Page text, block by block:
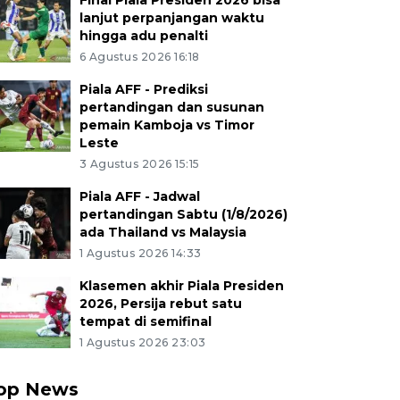
lanjut perpanjangan waktu
hingga adu penalti
6 Agustus 2026 16:18
Piala AFF - Prediksi
pertandingan dan susunan
pemain Kamboja vs Timor
Leste
3 Agustus 2026 15:15
Piala AFF - Jadwal
pertandingan Sabtu (1/8/2026)
ada Thailand vs Malaysia
1 Agustus 2026 14:33
Klasemen akhir Piala Presiden
2026, Persija rebut satu
tempat di semifinal
1 Agustus 2026 23:03
News